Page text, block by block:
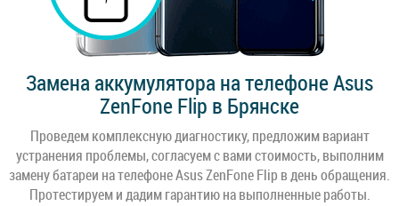
Замена аккумулятора на телефоне Asus
ZenFone Flip в Брянске
Проведем комплексную диагностику, предложим вариант
устранения проблемы, согласуем с вами стоимость, выполним
замену батареи на телефоне Asus ZenFone Flip в день обращения.
Протестируем и дадим гарантию на выполненные работы.